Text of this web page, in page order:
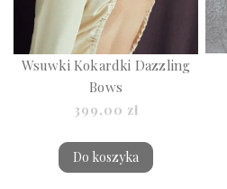
Wsuwki Kokardki Dazzling
Bows
399,00 zł
Do koszyka